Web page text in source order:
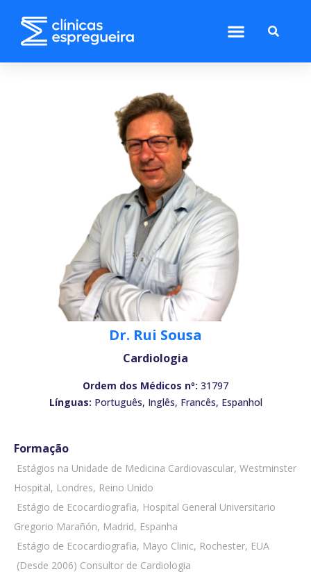
Dr. Rui Sousa
Cardiologia
Ordem dos Médicos nº: 31797
Línguas: Português, Inglês, Francês, Espanhol
Formação
 Estágios na Unidade de Medicina Cardiovascular, Westminster
Hospital, Londres, Reino Unido
 Estágio de Ecocardiografia, Hospital General Universitario
Gregorio Marañón, Madrid, Espanha
 Estágio de Ecocardiografia, Mayo Clinic, Rochester, EUA
 (Desde 2006) Consultor de Cardiologia